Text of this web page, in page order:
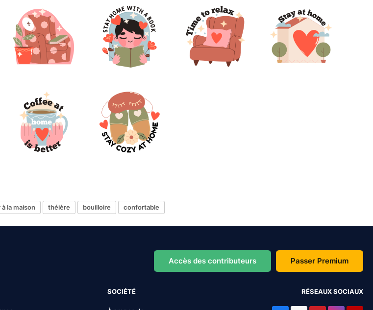
la maison théière bouilloire confortable
Accès des contributeurs Passer Premium
SOCIÉTÉ RÉSEAUX SOCIAUX